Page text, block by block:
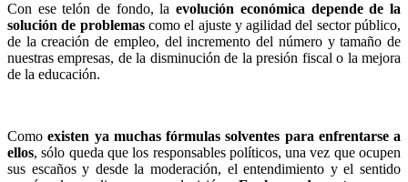
Con ese telón de fondo, laevolución económica depende de la
solución de problemascomo el ajuste y agilidad del sector público,
de la creación de empleo, del incremento del número y tamaño de
nuestras empresas, de la disminución de la presión fiscal o la mejora
de la educación.
Comoexisten ya muchas fórmulas solventes para enfrentarse a
ellos, sólo queda que los responsables políticos, una vez que ocupen
sus escaños y desde la moderación, el entendimiento y el sentido